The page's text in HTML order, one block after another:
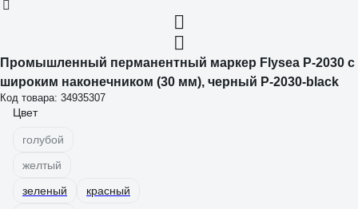
Промышленный перманентный маркер Flysea P-2030 с
широким наконечником (30 мм), черный P-2030-black
Код товара: 34935307
Цвет
голубой
желтый
зеленый
красный